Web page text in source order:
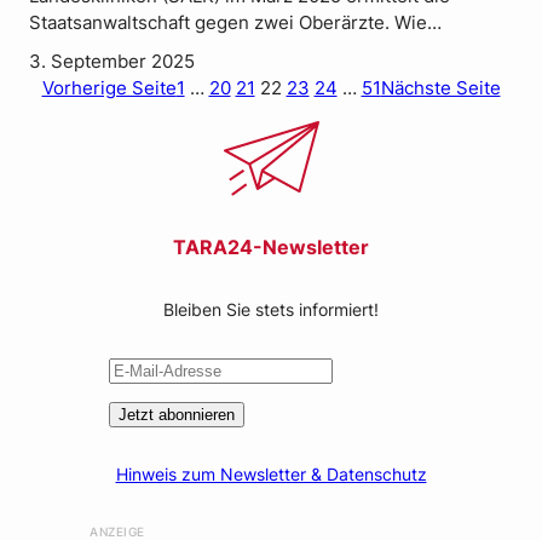
Staatsanwaltschaft gegen zwei Oberärzte. Wie…
3. September 2025
Vorherige Seite1 … 20 21 22 23 24 … 51 Nächste Seite
TARA24-Newsletter
Bleiben Sie stets informiert!
Jetzt abonnieren
Hinweis zum Newsletter & Datenschutz
ANZEIGE